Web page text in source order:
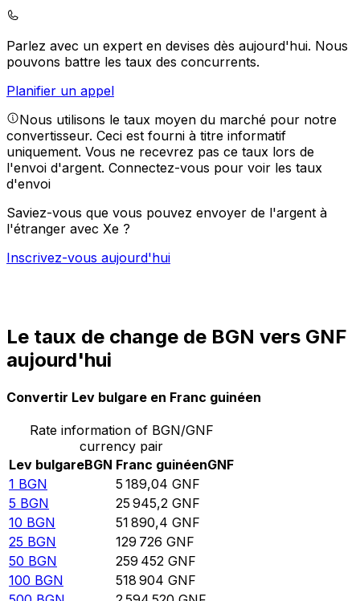
Parlez avec un expert en devises dès aujourd'hui. Nous
pouvons battre les taux des concurrents.
Planifier un appel
Nous utilisons le taux moyen du marché pour notre
convertisseur. Ceci est fourni à titre informatif
uniquement. Vous ne recevrez pas ce taux lors de
l'envoi d'argent. Connectez-vous pour voir les taux
d'envoi
Saviez-vous que vous pouvez envoyer de l'argent à
l'étranger avec Xe ?
Inscrivez-vous aujourd'hui
Le taux de change de BGN vers GNF
aujourd'hui
Convertir Lev bulgare en Franc guinéen
Rate information of BGN/GNF
currency pair
Lev bulgareBGN Franc guinéenGNF
1 BGN 5 189,04 GNF
5 BGN 25 945,2 GNF
10 BGN 51 890,4 GNF
25 BGN 129 726 GNF
50 BGN 259 452 GNF
100 BGN 518 904 GNF